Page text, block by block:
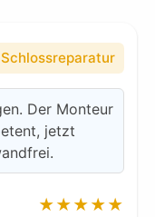
Schlossreparatur
Der Monteur
jetzt
★★★★★